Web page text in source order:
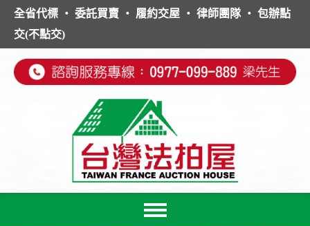
全省代標 ‧ 委託買賣 ‧ 履約交屋 ‧ 律師團隊 ‧ 包辦點
交(不點交)